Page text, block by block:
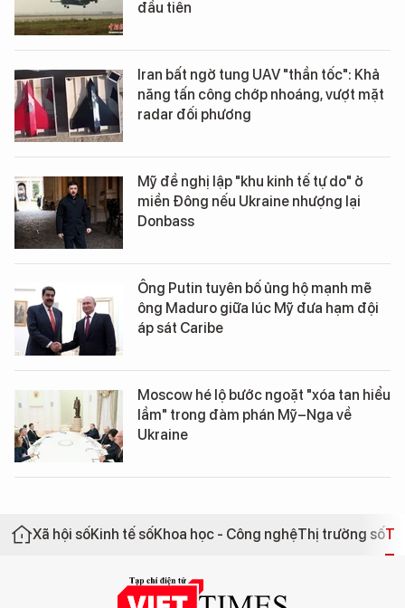
đầu tiên
Iran bất ngờ tung UAV "thần tốc": Khả
năng tấn công chớp nhoáng, vượt mặt
radar đối phương
Mỹ đề nghị lập "khu kinh tế tự do" ở
miền Đông nếu Ukraine nhượng lại
Donbass
Ông Putin tuyên bố ủng hộ mạnh mẽ
ông Maduro giữa lúc Mỹ đưa hạm đội
áp sát Caribe
Moscow hé lộ bước ngoặt "xóa tan hiểu
lầm" trong đàm phán Mỹ–Nga về
Ukraine
Xã hội sốKinh tế sốKhoa học - Công nghệThị trường số